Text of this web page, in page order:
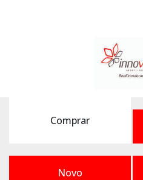
Comprar
Novo